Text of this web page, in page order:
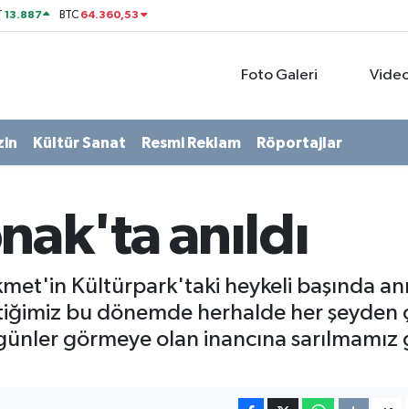
13.887 BTC 64.360,53
Foto Galeri
Kültür Sanat Resmi Reklam Röportajlar
anıldı
Kültürpark'taki heykeli başında
bu dönemde herhalde her şeyden
görmeye olan inancına